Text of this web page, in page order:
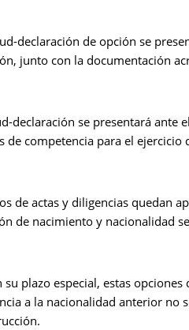
declaración de opción se
junto con la documentación
declaración se presentará ante el
de competencia para el
de actas y diligencias quedan
de nacimiento y nacionalidad
su plazo especial, estas
a la nacionalidad anterior no